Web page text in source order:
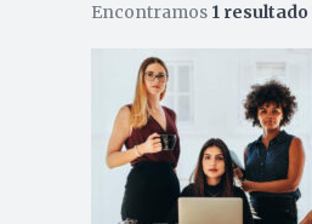
Encontramos 1 resultado